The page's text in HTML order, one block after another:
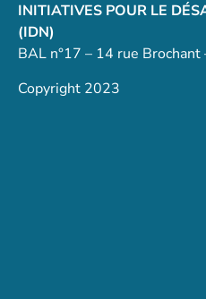
INITIATIVES POUR LE
(IDN)
BAL n°17 – 14 rue
Copyright 2023